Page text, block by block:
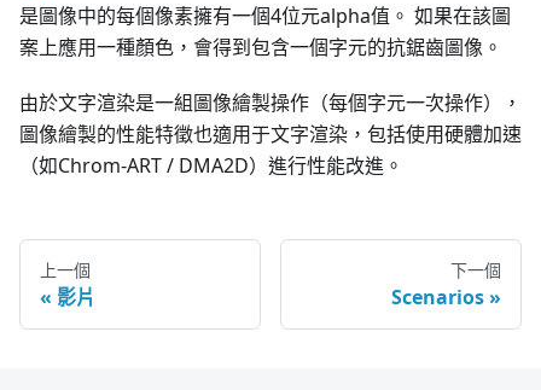
是圖像中的每個像素擁有一個4位元alpha值。 如果在該圖
案上應用一種顏色，會得到包含一個字元的抗鋸齒圖像。
由於文字渲染是一組圖像繪製操作（每個字元一次操作），
圖像繪製的性能特徵也適用于文字渲染，包括使用硬體加速
（如Chrom-ART / DMA2D）進行性能改進。
上一個
影片
下一個
Scenarios